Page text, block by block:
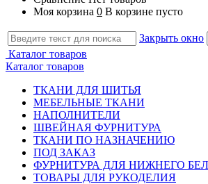
Моя корзина 0 В корзине пусто
Закрыть окно
Каталог товаров
Каталог товаров
ТКАНИ ДЛЯ ШИТЬЯ
МЕБЕЛЬНЫЕ ТКАНИ
НАПОЛНИТЕЛИ
ШВЕЙНАЯ ФУРНИТУРА
ТКАНИ ПО НАЗНАЧЕНИЮ
ПОД ЗАКАЗ
ФУРНИТУРА ДЛЯ НИЖНЕГО
ТОВАРЫ ДЛЯ РУКОДЕЛИЯ